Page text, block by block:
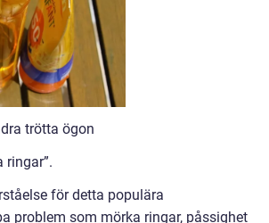
trötta ögon
ringar”.
för detta populära
problem som mörka ringar, påssighet